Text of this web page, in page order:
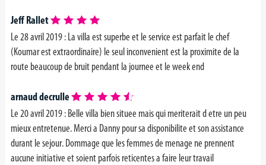
Jeff Rallet
Le 28 avril 2019 : La villa est superbe et le service est parfait le chef
(Koumar est extraordinaire) le seul inconvenient est la proximite de la
route beaucoup de bruit pendant la journee et le week end
arnaud decrulle
Le 20 avril 2019 : Belle villa bien situee mais qui meriterait d etre un peu
mieux entretenue. Merci a Danny pour sa disponibilite et son assistance
durant le sejour. Dommage que les femmes de menage ne prennent
aucune initiative et soient parfois reticentes a faire leur travail